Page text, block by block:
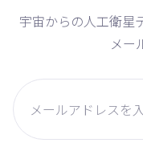
宇宙からの人工衛星
メー